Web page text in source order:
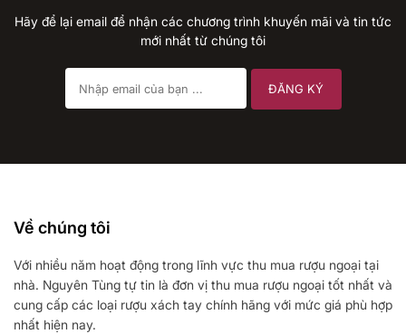
Hãy để lại email để nhận các chương trình khuyến mãi và tin tức
mới nhất từ chúng tôi
Về chúng tôi
Với nhiều năm hoạt động trong lĩnh vực thu mua rượu ngoại tại
nhà. Nguyên Tùng tự tin là đơn vị thu mua rượu ngoại tốt nhất và
cung cấp các loại rượu xách tay chính hãng với mức giá phù hợp
nhất hiện nay.